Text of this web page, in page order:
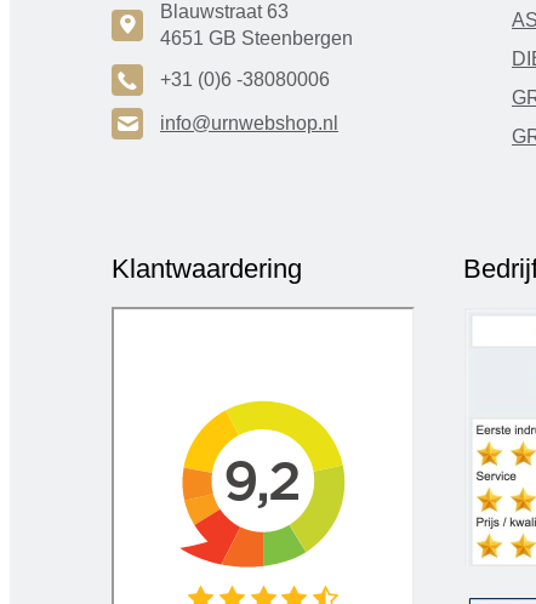
c
Blauwstraat 63
4651 GB Steenbergen
A +31 (0)6 -38080006
H info@urnwebshop.nl
Klantwaardering